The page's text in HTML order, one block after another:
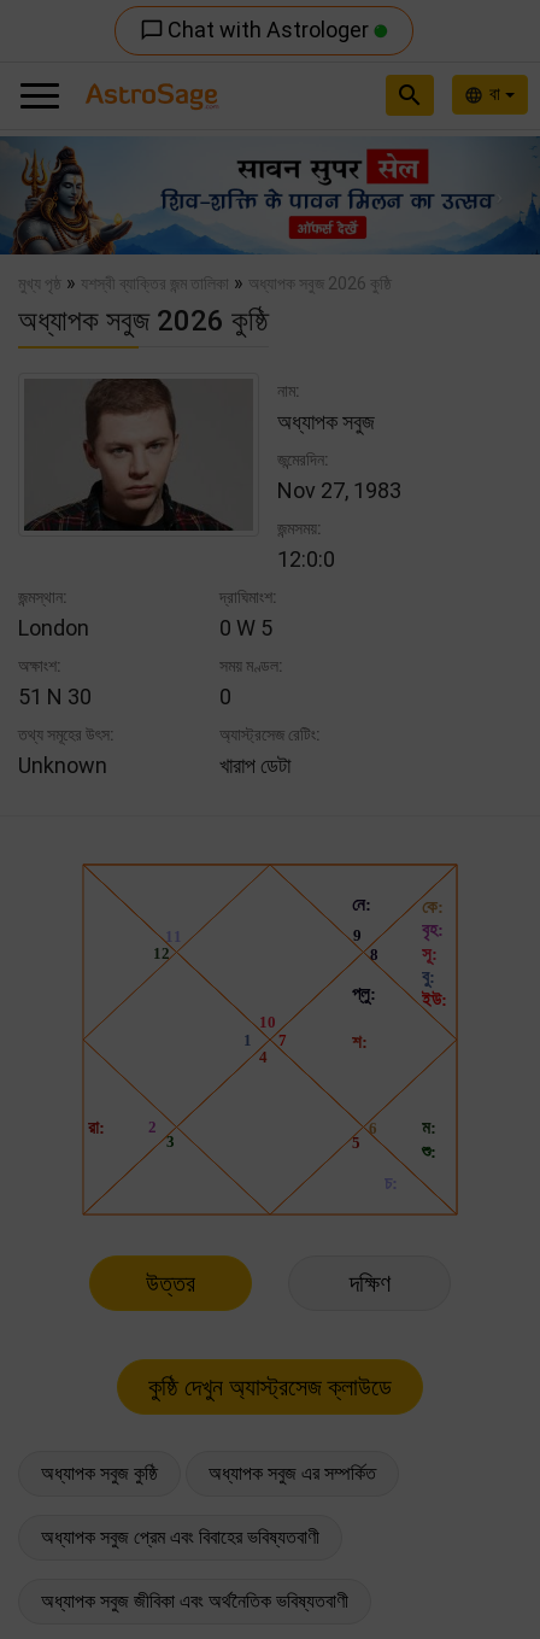
chat_bubble_outline Chat with Astrologer
language বা
search
Previous
মুখ্য পৃষ্ঠ » যশস্বী ব্যাক্তির জন্ম তালিকা » অধ্যাপক সবুজ 2026 কুষ্ঠি
অধ্যাপক সবুজ 2026 কুষ্ঠি
নাম:
অধ্যাপক সবুজ
জন্মেরদিন:
Nov 27, 1983
জন্মসময়:
12:0:0
জন্মস্থান:
London
দ্রাঘিমাংশ:
0 W 5
অক্ষাংশ:
51 N 30
সময় মণ্ডল:
0
তথ্য সমূহের উৎস:
Unknown
অ্যাস্ট্রসেজ রেটিং:
খারাপ ডেটা
উত্তর দক্ষিণ
অধ্যাপক সবুজ কুষ্ঠি অধ্যাপক সবুজ এর সম্পর্কিত
অধ্যাপক সবুজ প্রেম এবং বিবাহের ভবিষ্যতবাণী
অধ্যাপক সবুজ জীবিকা এবং অর্থনৈতিক ভবিষ্যতবাণী